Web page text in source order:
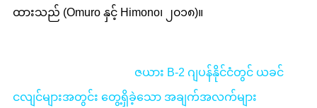
ထားသည် (Omuro နှင့် Himono၊ ၂၀၁၈)။
ဇယား B-2 ဂျပန်နိုင်ငံတွင် ယခင်
ငလျင်များအတွင်း တွေ့ရှိခဲ့သော အချက်အလက်များ